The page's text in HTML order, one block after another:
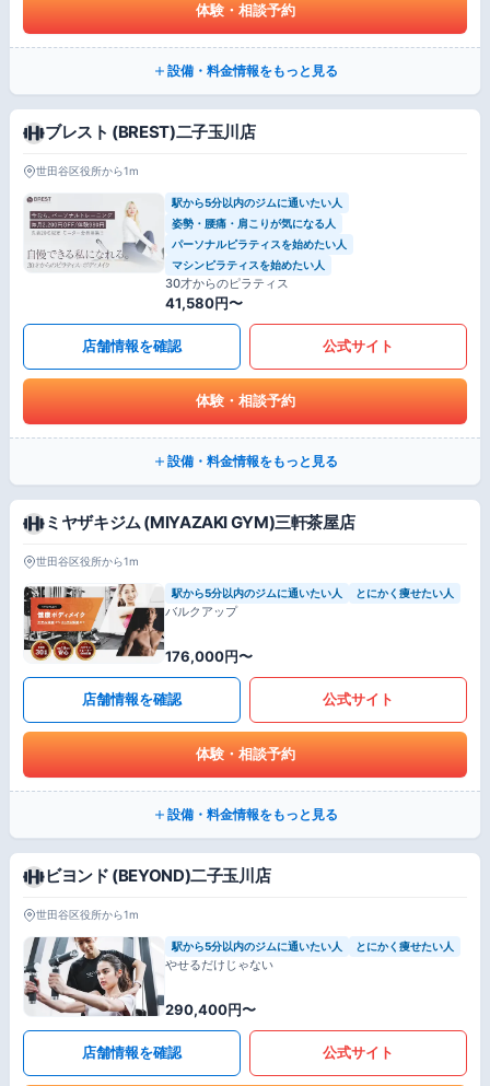
体験・相談予約
設備・料金情報をもっと見る
ブレスト (BREST)二子玉川店
世田谷区役所から1m
駅から5分以内のジムに通いたい人
姿勢・腰痛・肩こりが気になる人
パーソナルピラティスを始めたい人
マシンピラティスを始めたい人
30才からのピラティス
41,580円〜
店舗情報を確認 公式サイト
体験・相談予約
設備・料金情報をもっと見る
ミヤザキジム (MIYAZAKI GYM)三軒茶屋店
世田谷区役所から1m
駅から5分以内のジムに通いたい人 とにかく痩せたい人
バルクアップ
176,000円〜
店舗情報を確認 公式サイト
体験・相談予約
設備・料金情報をもっと見る
ビヨンド (BEYOND)二子玉川店
世田谷区役所から1m
駅から5分以内のジムに通いたい人 とにかく痩せたい人
やせるだけじゃない
290,400円〜
店舗情報を確認 公式サイト